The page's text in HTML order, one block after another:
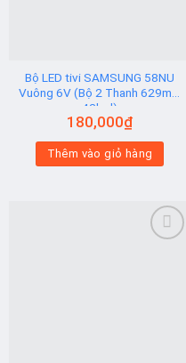
Bộ LED tivi SAMSUNG 58NU
Vuông 6V (Bộ 2 Thanh 629mm
42led)
180,000₫
Thêm vào giỏ hàng